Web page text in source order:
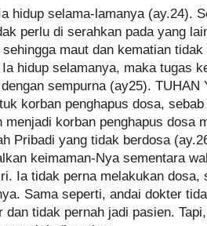
hidup selama-lamanya (ay.24).
perlu di serahkan pada yang
sehingga maut dan kematian
hidup selamanya, maka tugas
sempurna (ay25). TUHAN
korban penghapus dosa,
menjadi korban penghapus dosa
Pribadi yang tidak berdosa
keimaman-Nya sementara
Ia tidak perna melakukan dosa,
Sama seperti, andai dokter
dan tidak pernah jadi pasien.